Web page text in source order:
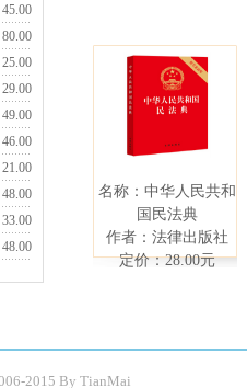
名称：中华人民共和
国民法典
作者：法律出版社
定价：28.00元
45.00
元
80.00
元
25.00
元
29.00
49.00
元
46.00
元
21.00
48.00
元
33.00
元
48.00
2015 By TianMai